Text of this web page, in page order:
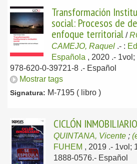
Transformación
social: Procesos de
enfoque territorial /
CAMEJO, Raquel .- :
Española , 2020 .- 1vol;
978-620-0-39721-8 .- Español
Mostrar tags
Signatura: M-7195 ( libro )
CICLÓN INMOBILIARIO
QUINTANA, Vicente ;
FUHEM , 2019 .- 1vol;
1888-0576.- Español